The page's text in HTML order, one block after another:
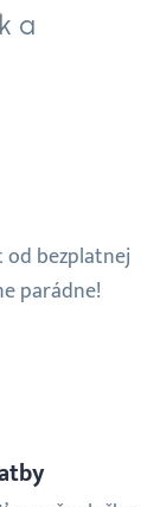
a
bezplatnej
parádne!